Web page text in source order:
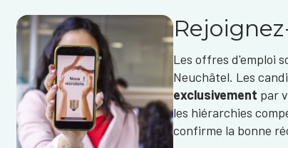
Les offres d'emploi
Neuchâtel. Les
exclusivement par
les hiérarchies
confirme la bonne